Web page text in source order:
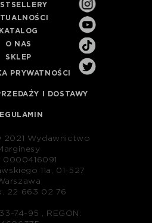
KATALOG
O NAS
SKLEP
PRYWATNOŚCI
I DOSTAWY
Wydawnictwo
0000416091
11a, 01-527
22 663 02 76
74-95 , REGON: